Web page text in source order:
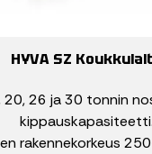
HYVA SZ
20, 26 ja 30 tonnin
kippauskapasiteetti.
rakennekorkeus